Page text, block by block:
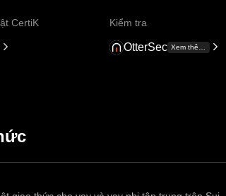
CertiK Kiểm tra
OtterSec Xem thêm +3